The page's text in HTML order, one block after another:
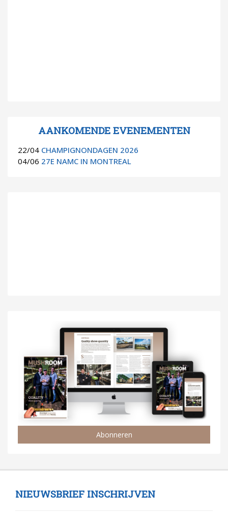
AANKOMENDE EVENEMENTEN
22/04 CHAMPIGNONDAGEN 2026
04/06 27E NAMC IN MONTREAL
Abonneren
NIEUWSBRIEF INSCHRIJVEN